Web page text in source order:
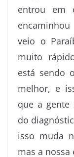
entrou em
veio o
muito
está sendo
melhor, e
que a gente
do
isso muda
mas a nossa